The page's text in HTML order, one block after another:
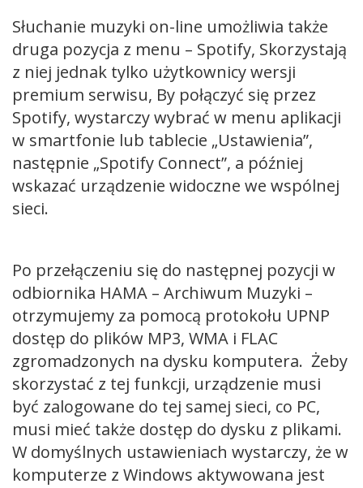
Słuchanie muzyki on-line umożliwia także
druga pozycja z menu – Spotify, Skorzystają
z niej jednak tylko użytkownicy wersji
premium serwisu, By połączyć się przez
Spotify, wystarczy wybrać w menu aplikacji
w smartfonie lub tablecie „Ustawienia”,
następnie „Spotify Connect”, a później
wskazać urządzenie widoczne we wspólnej
sieci.
Po przełączeniu się do następnej pozycji w
odbiornika HAMA – Archiwum Muzyki –
otrzymujemy za pomocą protokołu UPNP
dostęp do plików MP3, WMA i FLAC
zgromadzonych na dysku komputera. Żeby
skorzystać z tej funkcji, urządzenie musi
być zalogowane do tej samej sieci, co PC,
musi mieć także dostęp do dysku z plikami.
W domyślnych ustawieniach wystarczy, że w
komputerze z Windows aktywowana jest